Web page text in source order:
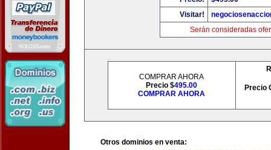
Visitar!
Serán consideradas
COMPRAR AHORA
Precio $495.00
COMPRAR AHORA
Precio
Otros dominios en venta: